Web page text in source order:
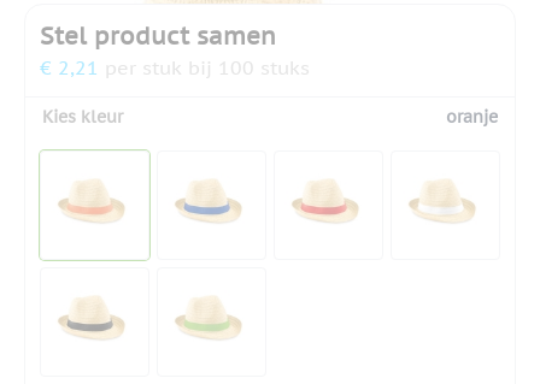
Stel product samen
€ 2,21 per stuk bij 100 stuks
Kies kleur oranje